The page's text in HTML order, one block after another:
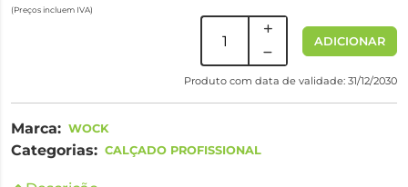
(Preços incluem IVA)
ADICIONAR
Produto com data de validade: 31/12/2030
Marca: WOCK
Categorias: CALÇADO PROFISSIONAL